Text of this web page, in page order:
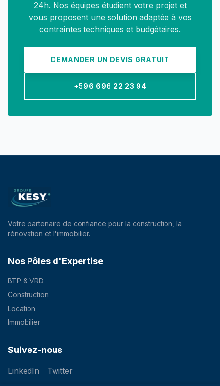
24h. Nos équipes étudient votre projet et
vous proposent une solution adaptée à vos
contraintes techniques et budgétaires.
DEMANDER UN DEVIS GRATUIT
+596 696 22 23 94
Votre partenaire de confiance pour la construction, la
rénovation et l'immobilier.
Nos Pôles d'Expertise
BTP & VRD
Construction
Location
Immobilier
Suivez-nous
LinkedIn
LinkedIn Twitter
Twitter